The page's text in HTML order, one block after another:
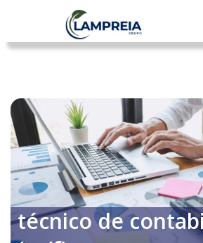
técnico de